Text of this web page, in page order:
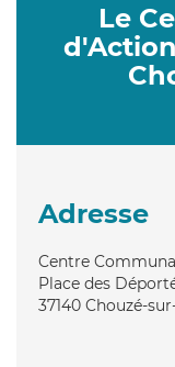
Le
Adresse
Centre
Place des
37140 Chouzé-